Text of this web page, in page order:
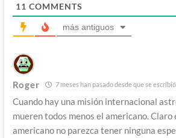
11 COMMENTS
más antiguos
Roger 7 meses han pasado desde que se
Cuando hay una misión internacional
mueren todos menos el americano. Claro
americano no parezca tener ninguna